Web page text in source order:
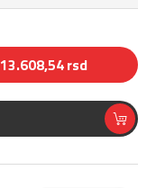
13.608,54 rsd